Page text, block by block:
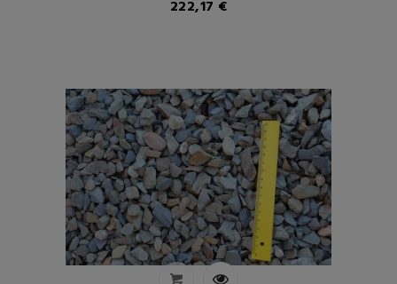
Preu
222,17 €